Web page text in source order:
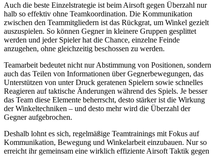
Auch die beste Einzelstrategie ist beim Airsoft gegen Überzahl nur
halb so effektiv ohne Teamkoordination. Die Kommunikation
zwischen den Teammitgliedern ist das Rückgrat, um Winkel gezielt
auszuspielen. So können Gegner in kleinere Gruppen gesplittet
werden und jeder Spieler hat die Chance, einzelne Feinde
anzugehen, ohne gleichzeitig beschossen zu werden.
Teamarbeit bedeutet nicht nur Abstimmung von Positionen, sondern
auch das Teilen von Informationen über Gegnerbewegungen, das
Unterstützen von unter Druck geratenen Spielern sowie schnelles
Reagieren auf taktische Änderungen während des Spiels. Je besser
das Team diese Elemente beherrscht, desto stärker ist die Wirkung
der Winkeltechniken – und desto mehr wird die Überzahl der
Gegner aufgebrochen.
Deshalb lohnt es sich, regelmäßige Teamtrainings mit Fokus auf
Kommunikation, Bewegung und Winkelarbeit einzubauen. Nur so
erreicht ihr gemeinsam eine wirklich effiziente Airsoft Taktik gegen